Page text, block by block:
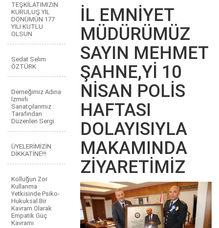
TEŞKİLATIMIZIN
KURULUŞ YIL
DÖNÜMÜN 177
YILI KUTLU
OLSUN
Sedat Selim
ÖZTÜRK
Derneğimiz Adına
İzmirli
Sanatçılarımız
Tarafından
Düzenlen Sergi
ÜYELERİMİZİN
DİKKATİNE!!!
Kolluğun Zor
Kullanma
Yetkisinde Psiko-
Hukuksal Bir
Kavram Olarak
Empatik Güç
Kavramı
İL EMNİYET
MÜDÜRÜMÜZ
SAYIN MEHMET
ŞAHNE,Yİ 10
NİSAN POLİS
HAFTASI
DOLAYISIYLA
MAKAMINDA
ZİYARETİMİZ